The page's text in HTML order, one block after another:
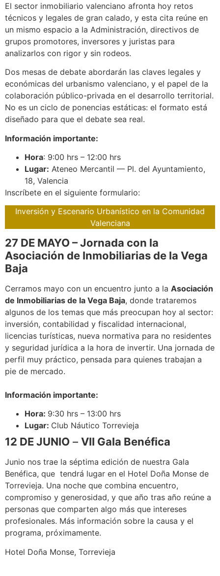
El sector inmobiliario valenciano afronta hoy retos
técnicos y legales de gran calado, y esta cita reúne en
un mismo espacio a la Administración, directivos de
grupos promotores, inversores y juristas para
analizarlos con rigor y sin rodeos.
Dos mesas de debate abordarán las claves legales y
económicas del urbanismo valenciano, y el papel de la
colaboración público-privada en el desarrollo territorial.
No es un ciclo de ponencias estáticas: el formato está
diseñado para que el debate sea real.
Información importante:
Hora: 9:00 hrs – 12:00 hrs
Lugar: Ateneo Mercantil — Pl. del Ayuntamiento,
18, Valencia
Inscríbete en el siguiente formulario:
Inversión y Escenario Urbanístico en la Comunidad
Valenciana
27 DE MAYO –Jornada con la
Asociación de Inmobiliarias de la Vega
Baja
Cerramos mayo con un encuentro junto a la Asociación
de Inmobiliarias de la Vega Baja, donde trataremos
algunos de los temas que más preocupan hoy al sector:
inversión, contabilidad y fiscalidad internacional,
licencias turísticas, nueva normativa para no residentes
y seguridad jurídica a la hora de invertir. Una jornada de
perfil muy práctico, pensada para quienes trabajan a
pie de mercado.
Información importante:
Hora: 9:30 hrs – 13:00 hrs
Lugar: Club Náutico Torrevieja
12 DE JUNIO – VII Gala Benéfica
Junio nos trae la séptima edición de nuestra Gala
Benéfica, que tendrá lugar en el Hotel Doña Monse de
Torrevieja. Una noche que combina encuentro,
compromiso y generosidad, y que año tras año reúne a
personas que comparten algo más que intereses
profesionales. Más información sobre la causa y el
programa, próximamente.
Hotel Doña Monse, Torrevieja